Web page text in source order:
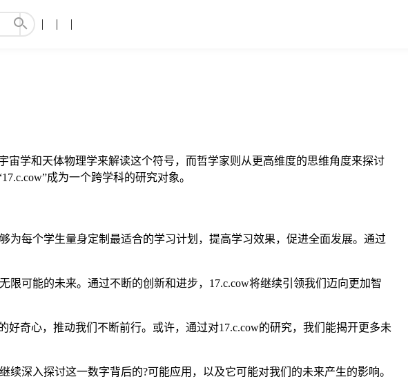
宙学和天体物理学来解读这个符号，而哲学家则从更高维度的思维角度来探讨
成为一个跨学科的研究对象。
为每个学生量身定制最适合的学习计划，提高学习效果，促进全面发展。通过
可能的未来。通过不断的创新和进步，17.c.cow将继续引领我们迈向更加智
奇心，推动我们不断前行。或许，通过对17.c.cow的研究，我们能揭开更多未
深入探讨这一数字背后的?可能应用，以及它可能对我们的未来产生的影响。